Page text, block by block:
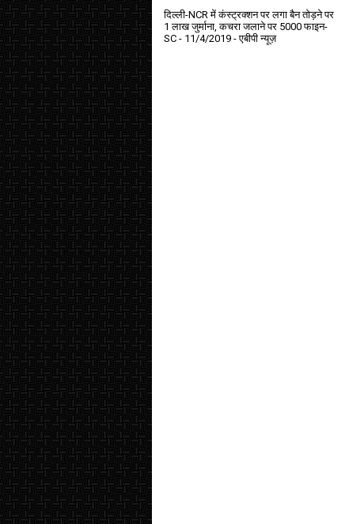
दिल्ली-NCR में कंस्ट्रक्शन पर लगा बैन तोड़ने पर
1 लाख जुर्माना, कचरा जलाने पर ₹5000 फाइन-
SC - 11/4/2019 - एबीपी न्यूज़